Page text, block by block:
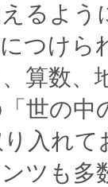
るよう
つけら
算数、
世の中
入れて
ツも多